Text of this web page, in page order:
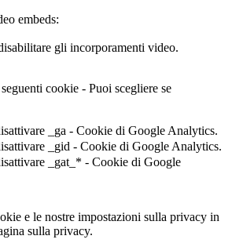
embeds:
gli incorporamenti video.
cookie - Puoi scegliere se
_ga - Cookie di Google Analytics.
_gid - Cookie di Google Analytics.
_gat_* - Cookie di Google
e le nostre impostazioni sulla privacy in
sulla privacy.